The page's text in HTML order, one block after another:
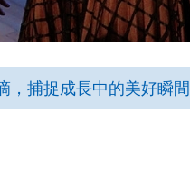
，捕捉成長中的美好瞬間